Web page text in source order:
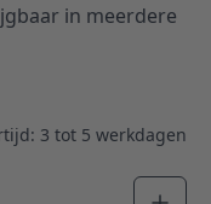
in meerdere
3 tot 5 werkdagen